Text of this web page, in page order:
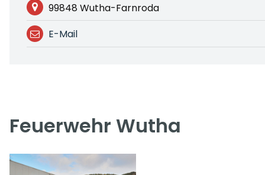
99848 Wutha-Farnroda
E-Mail
Feuerwehr Wutha